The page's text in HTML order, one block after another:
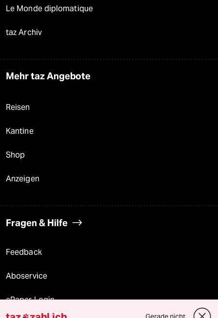
Le Monde diplomatique
taz Archiv
Mehr taz Angebote
Reisen
Kantine
Shop
Anzeigen
Fragen & Hilfe
Feedback
Aboservice
ePaper Login